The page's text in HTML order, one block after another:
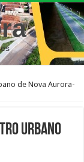
de Nova Aurora-
urbano